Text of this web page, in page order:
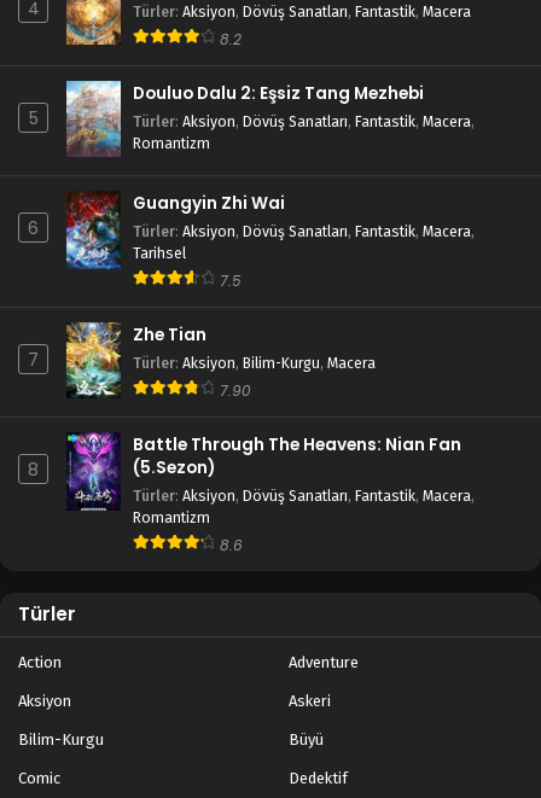
4 Türler: Aksiyon, Dövüş Sanatları, Fantastik, Macera
8.2
5
Douluo Dalu 2: Eşsiz Tang Mezhebi
Türler: Aksiyon, Dövüş Sanatları, Fantastik, Macera,
Romantizm
6
Guangyin Zhi Wai
Türler: Aksiyon, Dövüş Sanatları, Fantastik, Macera,
Tarihsel
7.5
7
Zhe Tian
Türler: Aksiyon, Bilim-Kurgu, Macera
7.90
8
Battle Through The Heavens: Nian Fan
(5.Sezon)
Türler: Aksiyon, Dövüş Sanatları, Fantastik, Macera,
Romantizm
8.6
Türler
Action Adventure
Aksiyon Askeri
Bilim-Kurgu Büyü
Comic Dedektif